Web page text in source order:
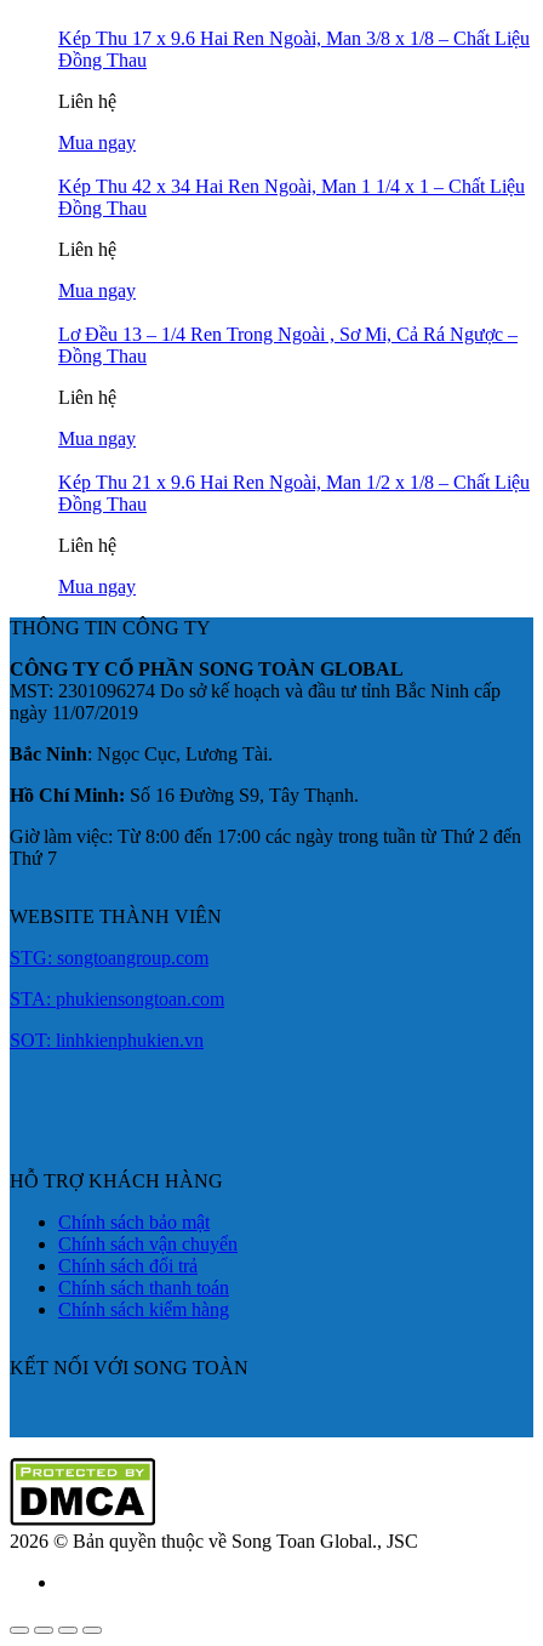
Kép Thu 17 x 9.6 Hai Ren Ngoài, Man 3/8 x 1/8 – Chất Liệu
Đồng Thau
Liên hệ
Mua ngay
Kép Thu 42 x 34 Hai Ren Ngoài, Man 1 1/4 x 1 – Chất Liệu
Đồng Thau
Liên hệ
Mua ngay
Lơ Đều 13 – 1/4 Ren Trong Ngoài , Sơ Mi, Cả Rá Ngược –
Đồng Thau
Liên hệ
Mua ngay
Kép Thu 21 x 9.6 Hai Ren Ngoài, Man 1/2 x 1/8 – Chất Liệu
Đồng Thau
Liên hệ
Mua ngay
THÔNG TIN CÔNG TY
CÔNG TY CỔ PHẦN SONG TOÀN GLOBAL
MST: 2301096274 Do sở kế hoạch và đầu tư tỉnh Bắc Ninh cấp
ngày 11/07/2019
Bắc Ninh: Ngọc Cục, Lương Tài.
Hồ Chí Minh: Số 16 Đường S9, Tây Thạnh.
Giờ làm việc: Từ 8:00 đến 17:00 các ngày trong tuần từ Thứ 2 đến
Thứ 7
WEBSITE THÀNH VIÊN
STG: songtoangroup.com
STA: phukiensongtoan.com
SOT: linhkienphukien.vn
HỖ TRỢ KHÁCH HÀNG
Chính sách bảo mật
Chính sách vận chuyển
Chính sách đổi trả
Chính sách thanh toán
Chính sách kiểm hàng
KẾT NỐI VỚI SONG TOÀN
2026 © Bản quyền thuộc về Song Toan Global., JSC